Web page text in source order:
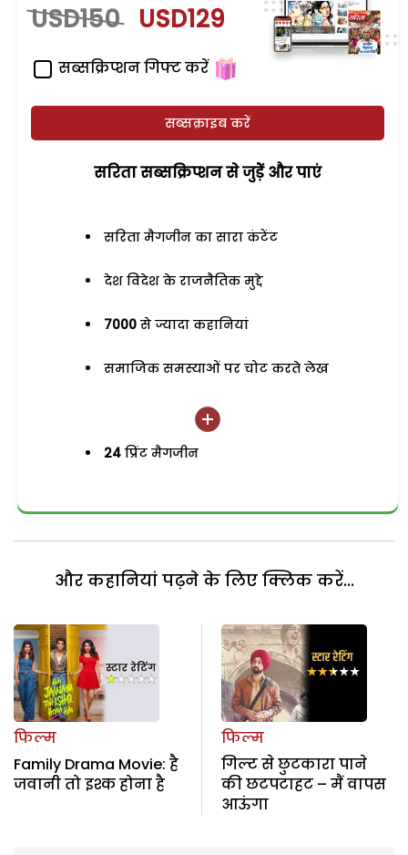
USD150 USD129
सब्सक्रिप्शन गिफ्ट करें
सब्सक्राइब करें
सरिता सब्सक्रिप्शन से जुड़ेें और पाएं
सरिता मैगजीन का सारा कंटेंट
देश विदेश के राजनैतिक मुद्दे
7000 से ज्यादा कहानियां
समाजिक समस्याओं पर चोट करते लेख
24 प्रिंट मैगजीन
और कहानियां पढ़ने के लिए क्लिक करें...
फिल्म
Family Drama Movie: है
जवानी तो इश्क होना है
फिल्म
गिल्ट से छुटकारा पाने
की छटपटाहट – मैं वापस
आऊंगा